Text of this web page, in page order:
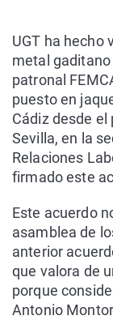
UGT ha hecho
metal
patronal
puesto en
Cádiz desde
Sevilla, en la
Relaciones
firmado este
Este acuerdo
asamblea de
anterior
que valora de
porque
Antonio